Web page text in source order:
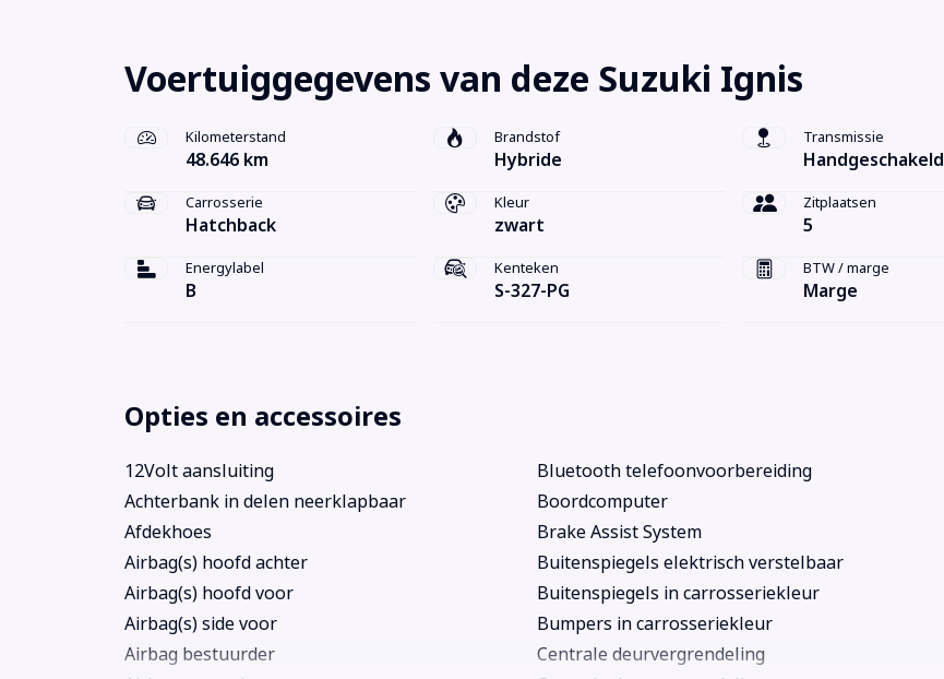
Voertuiggegevens van deze Suzuki Ignis
Kilometerstand
48.646 km
Brandstof
Hybride
Transmissie
Handgeschakeld
Carrosserie
Hatchback
Kleur
zwart
Zitplaatsen
5
Energylabel
B
Kenteken
S-327-PG
BTW / marge
Marge
Opties en accessoires
12Volt aansluiting
Achterbank in delen neerklapbaar
Afdekhoes
Airbag(s) hoofd achter
Airbag(s) hoofd voor
Airbag(s) side voor
Airbag bestuurder
Bluetooth telefoonvoorbereiding
Boordcomputer
Brake Assist System
Buitenspiegels elektrisch verstelbaar
Buitenspiegels in carrosseriekleur
Bumpers in carrosseriekleur
Centrale deurvergrendeling